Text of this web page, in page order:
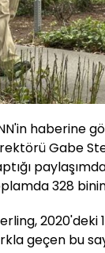
haberine
Gabe
328 binin
2020'deki
geçen bu